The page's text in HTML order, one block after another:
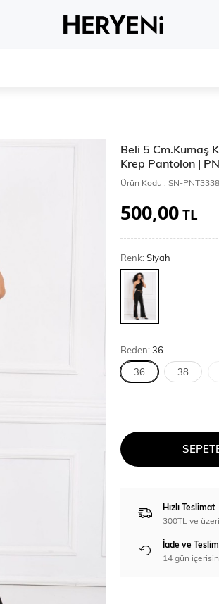
Beli 5 Cm.Kumaş
Krep Pantolon |
Ürün Kodu : SN-
500,00TL
Renk:Siyah
Beden:36
36 38
Hızlı Teslimat
300TL ve
İade ve
14 gün